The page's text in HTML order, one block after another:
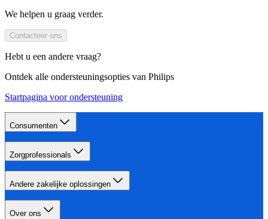
We helpen u graag verder.
Contacteer ons
Hebt u een andere vraag?
Ontdek alle ondersteuningsopties van Philips
Startpagina voor ondersteuning
Consumenten
Zorgprofessionals
Andere zakelijke oplossingen
Over ons